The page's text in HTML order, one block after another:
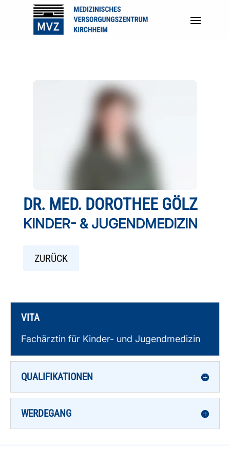
DR. MED. DOROTHEE GÖLZ
KINDER- & JUGENDMEDIZIN
ZURÜCK
VITA
Fachärztin für Kinder- und Jugendmedizin
QUALIFIKATIONEN
WERDEGANG